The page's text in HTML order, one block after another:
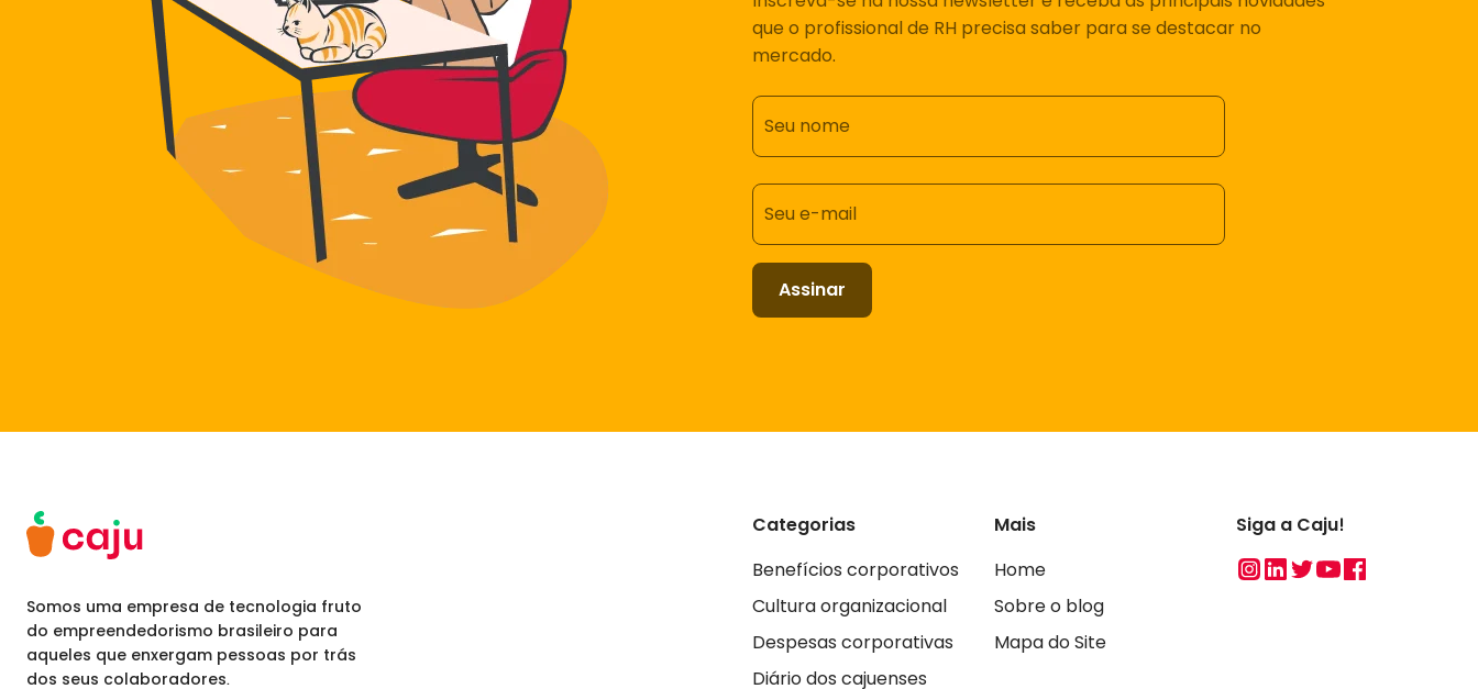
que o profissional de RH precisa saber para se destacar no
mercado.
Seu nome
Seu e-mail
Assinar
Somos uma empresa de tecnologia fruto
do empreendedorismo brasileiro para
aqueles que enxergam pessoas por trás
dos seus colaboradores.
Categorias
Benefícios corporativos
Cultura organizacional
Despesas corporativas
Diário dos cajuenses
Mais
Home
Sobre o blog
Mapa do Site
Siga a Caju!
Instagram
Linkedin
TwitterYoutubeFacebook